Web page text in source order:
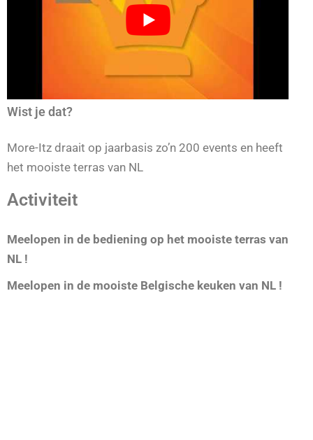
Wist je dat?
More-Itz draait op jaarbasis zo’n 200 events en heeft
het mooiste terras van NL
Activiteit
Meelopen in de bediening op het mooiste terras van
NL !
Meelopen in de mooiste Belgische keuken van NL !